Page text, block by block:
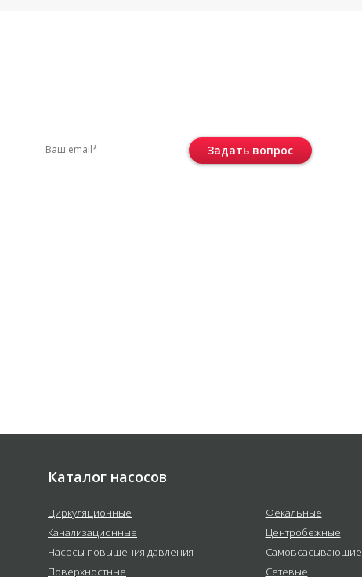
Задать вопрос
Каталог насосов
Циркуляционные
Канализационные
Насосы повышения давления
Поверхностные
Фекальные
Центробежные
Самовсасывающие
Сетевые